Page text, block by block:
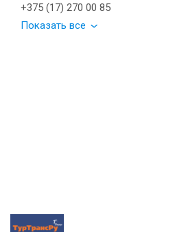
+375 (17) 270 00 85
Показать все